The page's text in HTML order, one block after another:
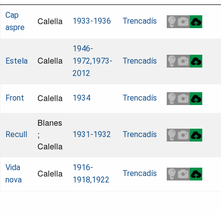
Cap
aspre
Calella 1933-1936 Trencadís
Estela Calella
1946-
1972,1973-
2012
Trencadís
Front Calella 1934 Trencadís
Recull
Blanes
;
Calella
1931-1932 Trencadís
Vida
nova
Calella
1916-
1918,1922
Trencadís